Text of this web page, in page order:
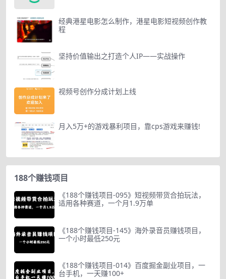
经典港星电影怎么制作，港星电影短视频创作教
程
坚持价值输出之打造个人IP——实战操作
视频号创作分成计划上线
月入5万+的游戏暴利项目，靠cps游戏来赚钱!
188个赚钱项目
《188个赚钱项目-095》短视频带货合拍玩法，
适用各种赛道，一个月1.9万单
《188个赚钱项目-145》海外录音员赚钱项目，
一个小时最低250元
《188个赚钱项目-014》百度掘金副业项目，一
台手机，一天赚100+